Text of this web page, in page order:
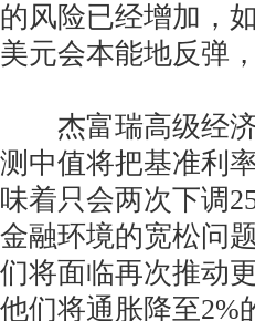
的风险已经增加，
美元会本能地反弹
杰富瑞高级经济
测中值将把基准利
味着只会两次下调
金融环境的宽松问
们将面临再次推动
他们将通胀降至2%